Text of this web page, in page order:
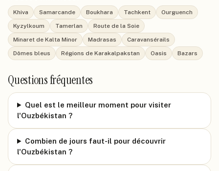
Khiva Samarcande Boukhara Tachkent
Ourguench
Kyzylkoum
Tamerlan
Route de la Soie
Minaret de Kalta Minor
Madrasas
Caravansérails
Dômes bleus
Régions de Karakalpakstan Oasis Bazars
Questions fréquentes
Quel est le meilleur moment pour visiter
l'Ouzbékistan ?
Combien de jours faut-il pour découvrir
l'Ouzbékistan ?